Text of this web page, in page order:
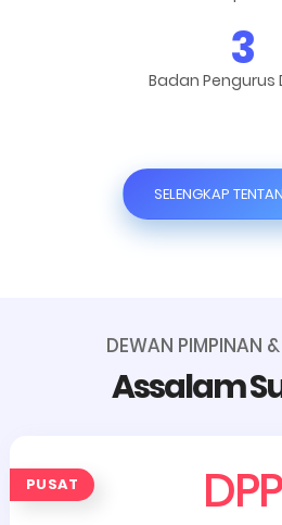
3
Badan Pengurus
SELENGKAP
DEWAN PIMPINAN
Assalam
PUSAT DPP